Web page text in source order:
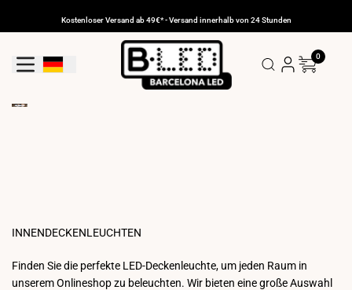
Kostenloser Versand ab 49€* - Versand innerhalb von 24 Stunden
Geolokalisierungs-Schaltfläche: Deutschland
0
INNENDECKENLEUCHTEN
Finden Sie die perfekte LED-Deckenleuchte, um jeden Raum in
unserem Onlineshop zu beleuchten. Wir bieten eine große Auswahl